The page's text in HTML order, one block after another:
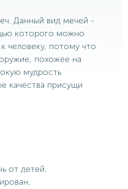
Данный вид мечей -
которого можно
человеку, потому что
похожее на
мудрость
качества присущи
от детей.